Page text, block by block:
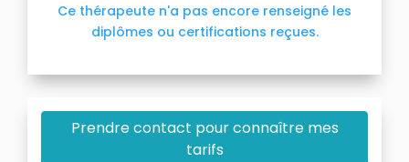
Ce thérapeute n'a pas encore renseigné les
diplômes ou certifications reçues.
Prendre contact pour connaître mes
tarifs